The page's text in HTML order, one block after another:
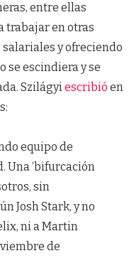
entre ellas
trabajar en otras
y ofreciendo
se escindiera y se
Szilágyiescribió en
equipo de
Una ‘bifurcación
sin
Josh Stark, y no
ni a Martin
de